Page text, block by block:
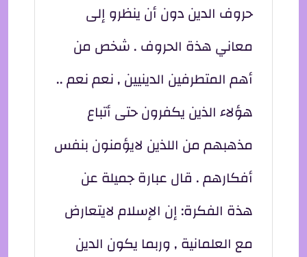
حروف الدين دون أن ينظرو إلى
معاني هذة الحروف . شخص من
أهم المتطرفين الدينيين , نعم نعم ..
هؤلاء الذين يكفرون حتى أتباع
مذهبهم من اللذين لايؤمنون بنفس
أفكارهم . قال عبارة جميلة عن
هذة الفكرة: إن الإسلام لايتعارض
مع العلمانية , وربما يكون الدين